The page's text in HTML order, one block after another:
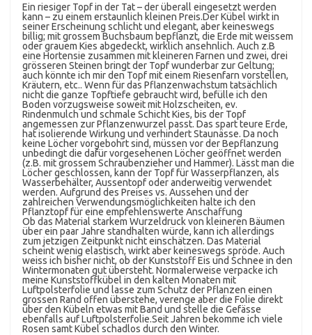
Ein riesiger Topf in der Tat – der überall eingesetzt werden
kann – zu einem erstaunlich kleinen Preis.Der Kübel wirkt in
seiner Erscheinung schlicht und elegant, aber keineswegs
billig; mit grossem Buchsbaum bepflanzt, die Erde mit weissem
oder grauem Kies abgedeckt, wirklich ansehnlich. Auch z.B
eine Hortensie zusammen mit kleineren Farnen und zwei, drei
grösseren Steinen bringt der Topf wunderbar zur Geltung;
auch könnte ich mir den Topf mit einem Riesenfarn vorstellen,
Kräutern, etc.. Wenn für das Pflanzenwachstum tatsächlich
nicht die ganze Topftiefe gebraucht wird, befülle ich den
Boden vorzugsweise soweit mit Holzscheiten, ev.
Rindenmulch und schmale Schicht Kies, bis der Topf
angemessen zur Pflanzenwurzel passt. Das spart teure Erde,
hat isolierende Wirkung und verhindert Staunässe. Da noch
keine Löcher vorgebohrt sind, müssen vor der Bepflanzung
unbedingt die dafür vorgesehenen Löcher geöffnet werden
(z.B. mit grossem Schraubenzieher und Hammer). Lässt man die
Löcher geschlossen, kann der Topf für Wasserpflanzen, als
Wasserbehälter, Aussentopf oder anderweitig verwendet
werden. Aufgrund des Preises vs. Aussehen und der
zahlreichen Verwendungsmöglichkeiten halte ich den
Pflanztopf für eine empfehlenswerte Anschaffung
Ob das Material starkem Wurzeldruck von kleineren Bäumen
über ein paar Jahre standhalten würde, kann ich allerdings
zum jetzigen Zeitpunkt nicht einschätzen. Das Material
scheint wenig elastisch, wirkt aber keineswegs spröde. Auch
weiss ich bisher nicht, ob der Kunststoff Eis und Schnee in den
Wintermonaten gut übersteht. Normalerweise verpacke ich
meine Kunststoffkübel in den kalten Monaten mit
Luftpolsterfolie und lasse zum Schutz der Pflanzen einen
grossen Rand offen überstehe, verenge aber die Folie direkt
über den Kübeln etwas mit Band und stelle die Gefässe
ebenfalls auf Luftpolsterfolie.Seit Jahren bekomme ich viele
Rosen samt Kübel schadlos durch den Winter.